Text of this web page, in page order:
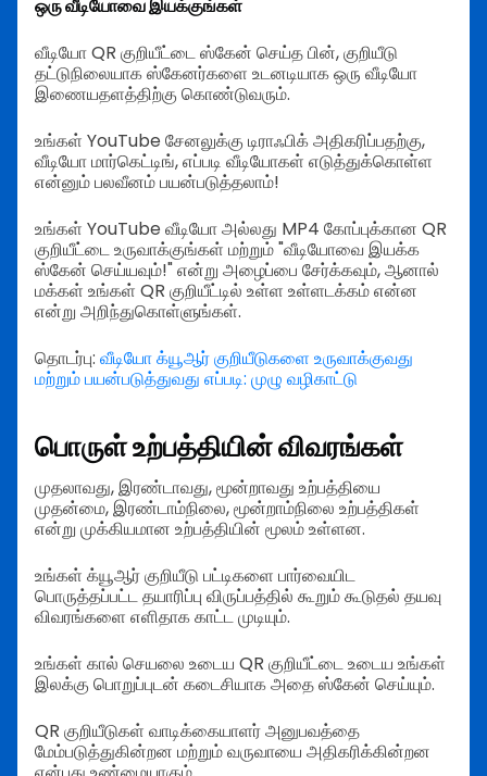
ஒரு வீடியோவை இயக்குங்கள்
வீடியோ QR குறியீட்டை ஸ்கேன் செய்த பின், குறியீடு
தட்டுநிலையாக ஸ்கேனர்களை உடனடியாக ஒரு வீடியோ
இணையதளத்திற்கு கொண்டுவரும்.
உங்கள் YouTube சேனலுக்கு டிராஃபிக் அதிகரிப்பதற்கு,
வீடியோ மார்கெட்டிங், எப்படி வீடியோகள் எடுத்துக்கொள்ள
என்னும் பலவீனம் பயன்படுத்தலாம்!
உங்கள் YouTube வீடியோ அல்லது MP4 கோப்புக்கான QR
குறியீட்டை உருவாக்குங்கள் மற்றும் "வீடியோவை இயக்க
ஸ்கேன் செய்யவும்!" என்று அழைப்பை சேர்க்கவும், ஆனால்
மக்கள் உங்கள் QR குறியீட்டில் உள்ள உள்ளடக்கம் என்ன
என்று அறிந்துகொள்ளுங்கள்.
தொடர்பு: வீடியோ க்யூஆர் குறியீடுகளை உருவாக்குவது
மற்றும் பயன்படுத்துவது எப்படி: முழு வழிகாட்டு
பொருள் உற்பத்தியின் விவரங்கள்
முதலாவது, இரண்டாவது, மூன்றாவது உற்பத்தியை
முதன்மை, இரண்டாம்நிலை, மூன்றாம்நிலை உற்பத்திகள்
என்று முக்கியமான உற்பத்தியின் மூலம் உள்ளன.
உங்கள் க்யூஆர் குறியீடு பட்டிகளை பார்வையிட
பொருத்தப்பட்ட தயாரிப்பு விருப்பத்தில் கூறும் கூடுதல் தயவு
விவரங்களை எளிதாக காட்ட முடியும்.
உங்கள் கால் செயலை உடைய QR குறியீட்டை உடைய உங்கள்
இலக்கு பொறுப்புடன் கடைசியாக அதை ஸ்கேன் செய்யும்.
QR குறியீடுகள் வாடிக்கையாளர் அனுபவத்தை
மேம்படுத்துகின்றன மற்றும் வருவாயை அதிகரிக்கின்றன